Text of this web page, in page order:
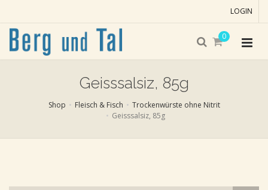
LOGIN
0
Geisssalsiz, 85g
Shop Fleisch & Fisch
Trockenwürste ohne Nitrit
Geisssalsiz, 85g